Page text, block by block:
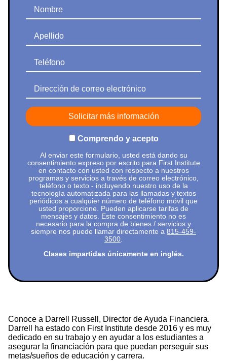
Nombre
Apellido
Teléfono
Dirección de correo electrónico
Comprendo y acepto
Al enviar este formulario, usted está dando su
consentimiento expreso por escrito para First Institute
en contacto con usted con respecto a nuestros
programas y servicios a través de correo electrónico,
teléfono o texto - incluyendo nuestro uso de la
tecnología automatizada para las llamadas y textos
periódicos a cualquier número de teléfono móvil que
usted proporcione. Pueden aplicarse tarifas de
mensajes y datos. Este consentimiento no es
necesario para la compra de bienes / servicios y
siempre nos puede llamar directamente a 815-459-
3500
Clases impartidas únicamente en inglés.
Conoce a Darrell Russell, Director de Ayuda Financiera.
Darrell ha estado con First Institute desde 2016 y es muy
dedicado en su trabajo y en ayudar a los estudiantes a
asegurar la financiación para que puedan perseguir sus
metas/sueños de educación y carrera.